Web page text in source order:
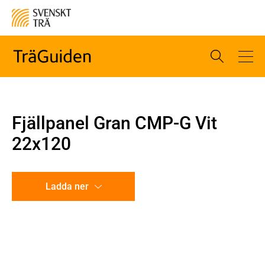
Fjällpanel Gran CMP-G Vit
22x120
Ladda ner